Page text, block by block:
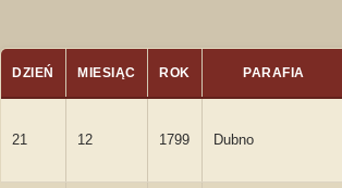
DZIEŃ MIESIĄC ROK PARAFIA
21 12 1799 Dubno